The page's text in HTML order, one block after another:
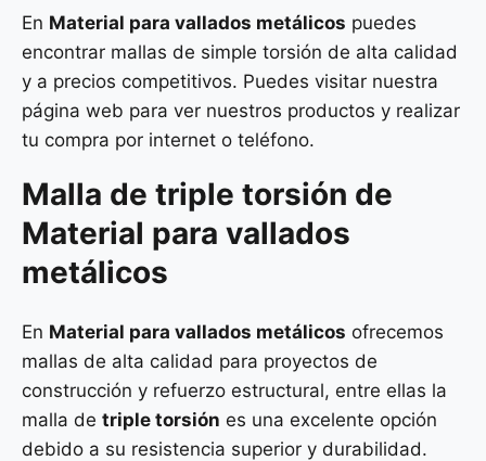
En Material para vallados metálicos puedes
encontrar mallas de simple torsión de alta calidad
y a precios competitivos. Puedes visitar nuestra
página web para ver nuestros productos y realizar
tu compra por internet o teléfono.
Malla de triple torsión de
Material para vallados
metálicos
En Material para vallados metálicos ofrecemos
mallas de alta calidad para proyectos de
construcción y refuerzo estructural, entre ellas la
malla de triple torsión es una excelente opción
debido a su resistencia superior y durabilidad.